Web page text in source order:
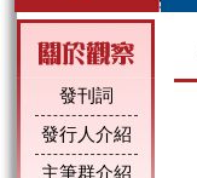
發刊詞
發行人介紹
主筆群介紹